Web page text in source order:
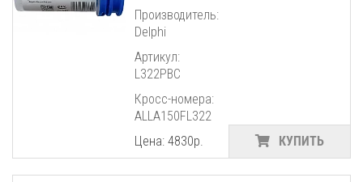
Производитель:
Delphi
Артикул:
L322PBC
Кросс-номера:
ALLA150FL322
Цена: 4830р.
КУПИТЬ